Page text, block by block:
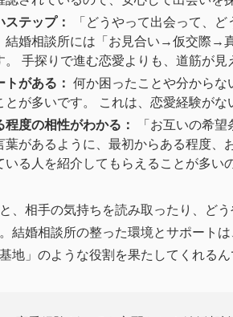
テップ：
「どうやって出会って、
結婚相談所には「お見合い→仮交際→
。 手探りで進む恋愛よりも、道筋が見
がある： 何か困ったことや分からな
とが多いです。 これは、恋愛経験が
程度の相性がわかる：
「お互いの希
葉があるように、最初からある程度
いる人を紹介してもらえることが多い
、相手の気持ちを読み取ったり、ど
結婚相談所の整った環境とサポート
地」のような役割を果たしてくれるん